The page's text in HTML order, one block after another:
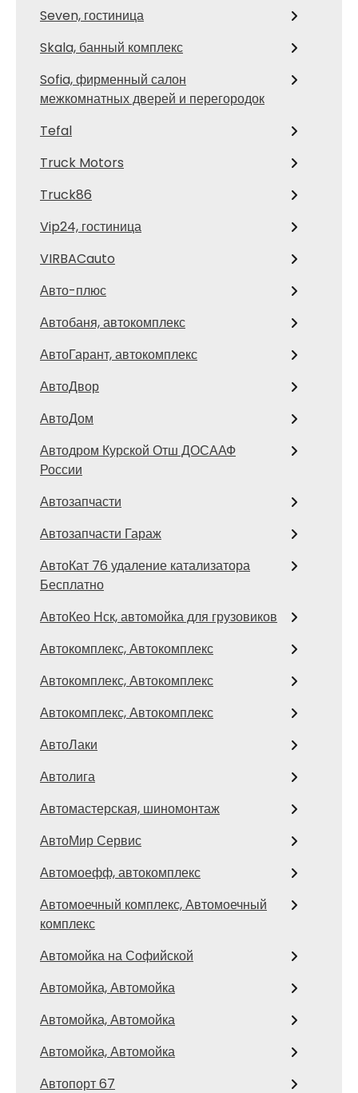
Seven, гостиница
Skala, банный комплекс
Sofia, фирменный салон
межкомнатных дверей и перегородок
Tefal
Truck Motors
Truck86
Vip24, гостиница
VIRBACauto
Авто-плюс
Автобаня, автокомплекс
АвтоГарант, автокомплекс
АвтоДвор
АвтоДом
Автодром Курской Отш ДОСААФ
России
Автозапчасти
Автозапчасти Гараж
АвтоКат 76 удаление катализатора
Бесплатно
АвтоКео Нск, автомойка для грузовиков
Автокомплекс, Автокомплекс
Автокомплекс, Автокомплекс
Автокомплекс, Автокомплекс
АвтоЛаки
Автолига
Автомастерская, шиномонтаж
АвтоМир Сервис
Автомоефф, автокомплекс
Автомоечный комплекс, Автомоечный
комплекс
Автомойка на Софийской
Автомойка, Автомойка
Автомойка, Автомойка
Автомойка, Автомойка
Автопорт 67